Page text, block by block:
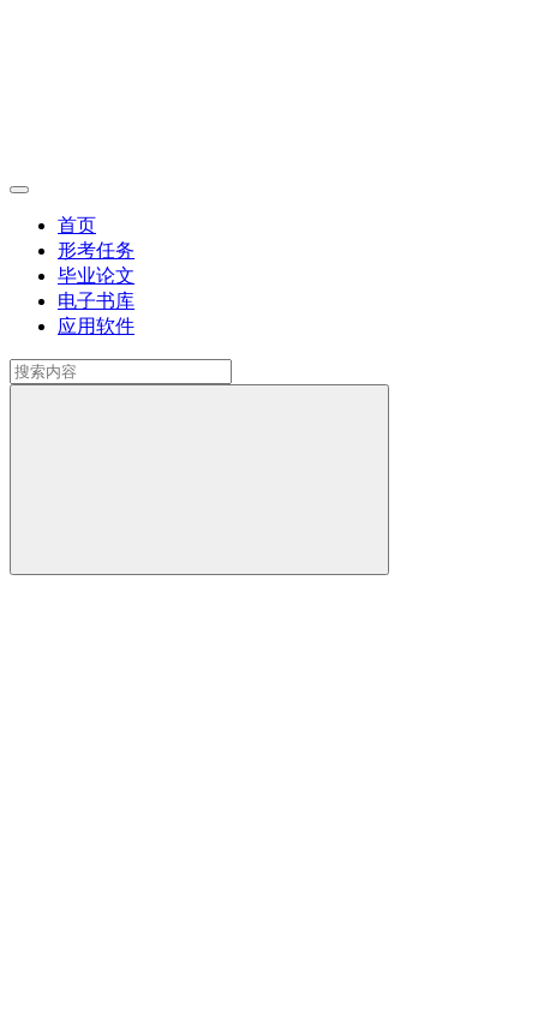
首页
形考任务
毕业论文
电子书库
应用软件